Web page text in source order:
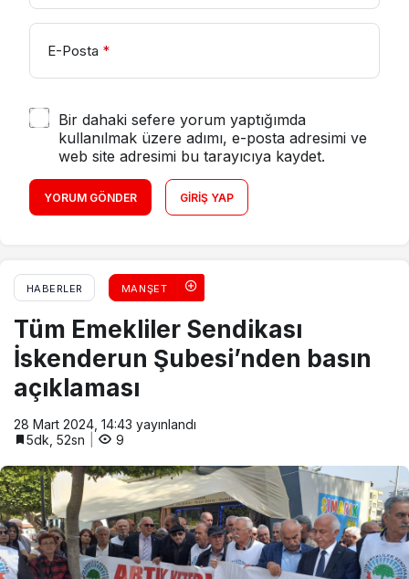
E-Posta *
Bir dahaki sefere yorum yaptığımda
kullanılmak üzere adımı, e-posta adresimi ve
web site adresimi bu tarayıcıya kaydet.
YORUM GÖNDER GIRIŞ YAP
HABERLER MANŞET
Tüm Emekliler Sendikası
İskenderun Şubesi’nden basın
açıklaması
28 Mart 2024, 14:43 yayınlandı
5dk, 52sn
9